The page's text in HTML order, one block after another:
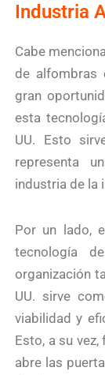
Industria
Cabe
de alfombras
gran
esta
UU. Esto
representa
industria de la
Por un lado,
tecnología
organización
UU. sirve
viabilidad y
Esto, a su
abre las